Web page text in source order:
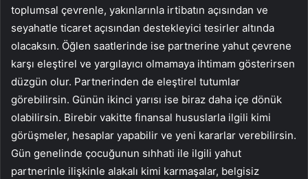
toplumsal çevrenle, yakınlarınla irtibatın açısından ve
seyahatle ticaret açısından destekleyici tesirler altında
olacaksın. Öğlen saatlerinde ise partnerine yahut çevrene
karşı eleştirel ve yargılayıcı olmamaya ihtimam gösterirsen
düzgün olur. Partnerinden de eleştirel tutumlar
görebilirsin. Günün ikinci yarısı ise biraz daha içe dönük
olabilirsin. Birebir vakitte finansal hususlarla ilgili kimi
görüşmeler, hesaplar yapabilir ve yeni kararlar verebilirsin.
Gün genelinde çocuğunun sıhhati ile ilgili yahut
partnerinle ilişkinle alakalı kimi karmaşalar, belgisiz